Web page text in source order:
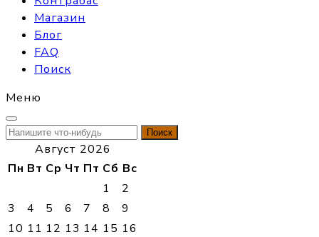
Магазин
Блог
FAQ
Поиск
Меню
Найти:
Август 2026
Пн Вт Ср Чт Пт Сб Вс
1
2
3
4 5 6 7 8
9
10 11 12 13 14 15 16